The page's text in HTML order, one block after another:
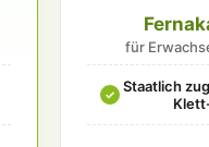
für
✓ Staatlich